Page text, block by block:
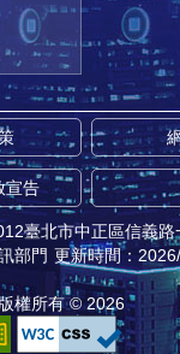
宣告
臺北市中正區信義路
部門 更新時間：
權所有 © 2026